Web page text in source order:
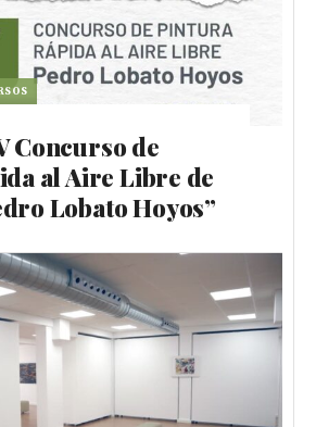
Concurso de
al Aire Libre de
Lobato Hoyos”